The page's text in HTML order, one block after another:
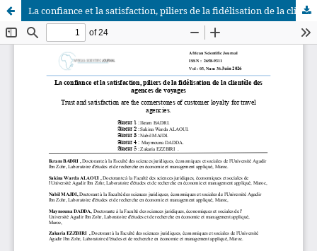
La confiance et la satisfaction, piliers de la fidélisation de la clientèle des agences de voyages
African Scientific Journal (ASJ)
ISSN : 2658-9311
African SJ © 2025 tous droits réservés. Developpé par
BestGest